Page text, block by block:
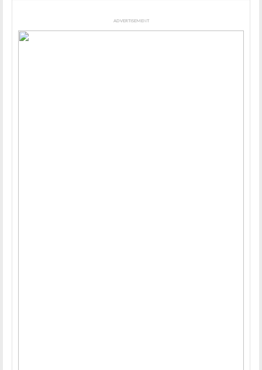
ADVERTISEMENT